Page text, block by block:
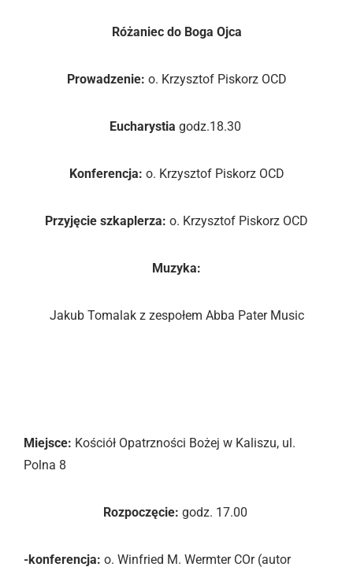
Różaniec do Boga Ojca
Prowadzenie: o. Krzysztof Piskorz OCD
Eucharystia godz.18.30
Konferencja: o. Krzysztof Piskorz OCD
Przyjęcie szkaplerza: o. Krzysztof Piskorz OCD
Muzyka:
Jakub Tomalak z zespołem Abba Pater Music
Miejsce: Kościół Opatrzności Bożej w Kaliszu, ul.
Polna 8
Rozpoczęcie: godz. 17.00
-konferencja: o. Winfried M. Wermter COr (autor